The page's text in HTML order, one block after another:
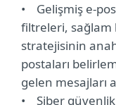
• Gelişmiş e-
filtreleri, sağlam
stratejisinin
postaları
gelen mesajları
• Siber